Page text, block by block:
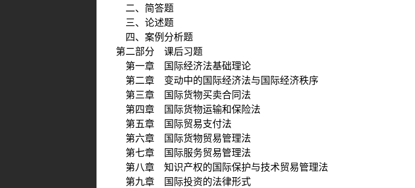
二、简答题
三、论述题
四、案例分析题
第二部分 课后习题
第一章 国际经济法基础理论
第二章 变动中的国际经济法与国际经济秩序
第三章 国际货物买卖合同法
第四章 国际货物运输和保险法
第五章 国际贸易支付法
第六章 国际货物贸易管理法
第七章 国际服务贸易管理法
第八章 知识产权的国际保护与技术贸易管理法
第九章 国际投资的法律形式